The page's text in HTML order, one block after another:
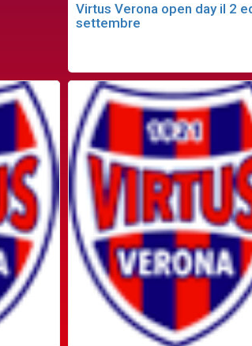
Virtus Verona open day il 2
settembre